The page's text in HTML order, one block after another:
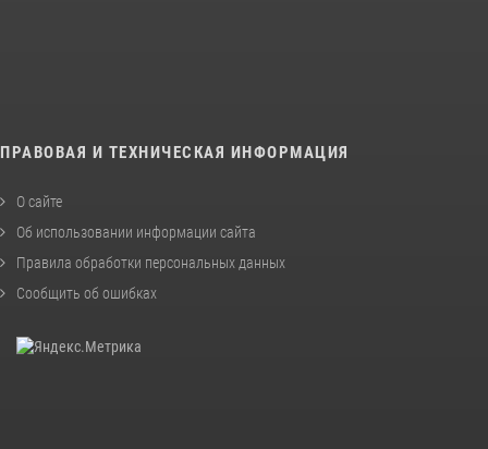
ПРАВОВАЯ И ТЕХНИЧЕСКАЯ ИНФОРМАЦИЯ
О сайте
Об использовании информации сайта
Правила обработки персональных данных
Сообщить об ошибках